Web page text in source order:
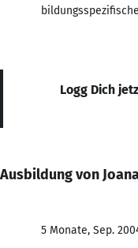
Logg Dich
Ausbildung von
5 Monate, Sep.